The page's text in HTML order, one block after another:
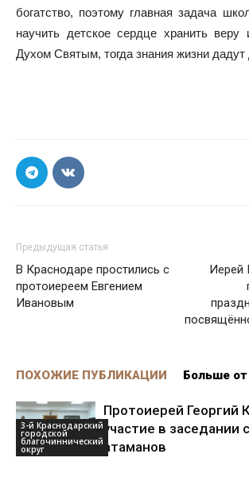
богатство, поэтому главная задача
научить детское сердце хранить веру
Духом Святым, тогда знания жизни
Предыдущая статья
В Краснодаре простились с
протоиереем Евгением
Ивановым
Иерей
ПОХОЖИЕ ПУБЛИКАЦИИ Больше
3-й Краснодарский
городской
благочиннический
округ
Протоиерей Георгий
участие в заседании
атаманов